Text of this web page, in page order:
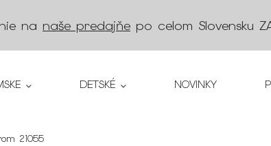
na naše predajňe po celom Slovensku
DETSKÉ NOVINKY
21055